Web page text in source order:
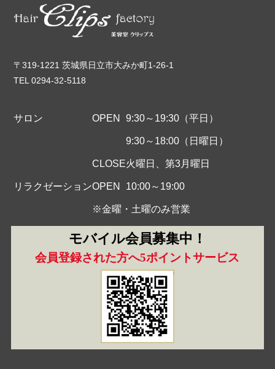
〒319-1221 茨城県日立市大みか町1-26-1
TEL 0294-32-5118
サロン OPEN 9:30～19:30（平日）
9:30～18:00（日曜日）
CLOSE火曜日、第3月曜日
リラクゼーションOPEN 10:00～19:00
※金曜・土曜のみ営業
モバイル会員募集中！
会員登録された方へ5ポイントサービス